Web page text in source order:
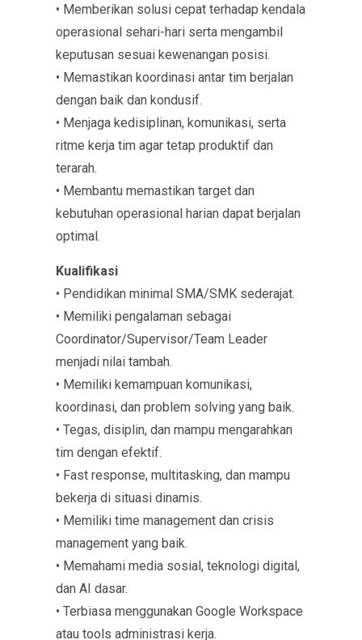
• Memberikan solusi cepat terhadap kendala
operasional sehari-hari serta mengambil
keputusan sesuai kewenangan posisi.
• Memastikan koordinasi antar tim berjalan
dengan baik dan kondusif.
• Menjaga kedisiplinan, komunikasi, serta
ritme kerja tim agar tetap produktif dan
terarah.
• Membantu memastikan target dan
kebutuhan operasional harian dapat berjalan
optimal.
Kualifikasi
• Pendidikan minimal SMA/SMK sederajat.
• Memiliki pengalaman sebagai
Coordinator/Supervisor/Team Leader
menjadi nilai tambah.
• Memiliki kemampuan komunikasi,
koordinasi, dan problem solving yang baik.
• Tegas, disiplin, dan mampu mengarahkan
tim dengan efektif.
• Fast response, multitasking, dan mampu
bekerja di situasi dinamis.
• Memiliki time management dan crisis
management yang baik.
• Memahami media sosial, teknologi digital,
dan AI dasar.
• Terbiasa menggunakan Google Workspace
atau tools administrasi kerja.